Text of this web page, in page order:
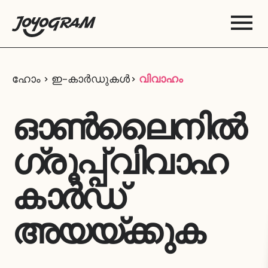
ഹോം ഇ-കാർഡുകൾ വിവാഹം
ഓൺലൈനിൽ
ഗ്രൂപ്പ് വിവാഹ
കാർഡ്
അയയ്ക്കുക